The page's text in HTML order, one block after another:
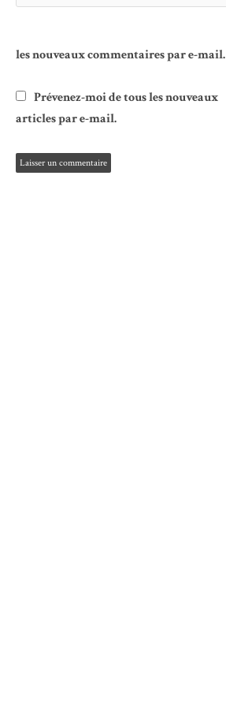
les nouveaux commentaires par e-mail.
Prévenez-moi de tous les nouveaux
articles par e-mail.